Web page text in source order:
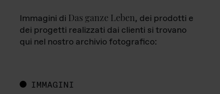
Immagini di Das ganze Leben, dei prodotti e
dei progetti realizzati dai clienti si trovano
qui nel nostro archivio fotografico:
IMMAGINI